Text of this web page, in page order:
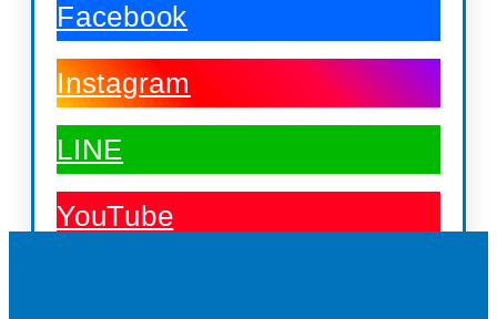
Facebook
Instagram
LINE
YouTube